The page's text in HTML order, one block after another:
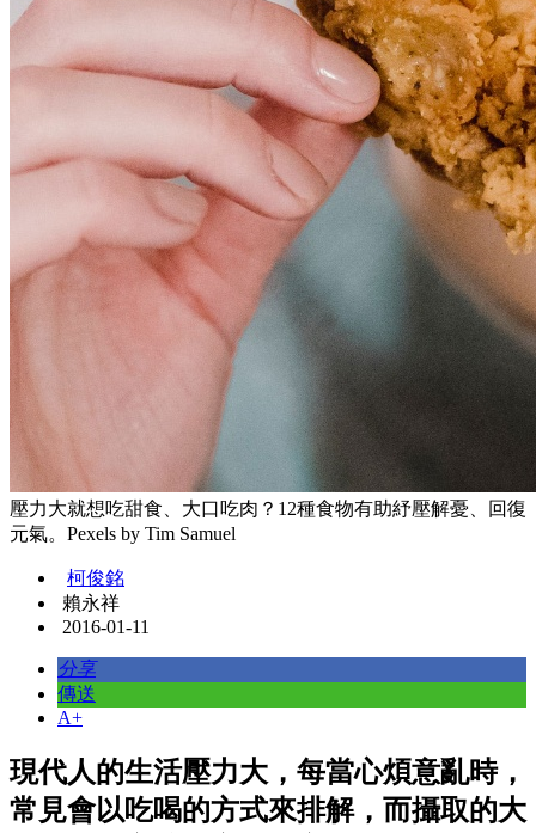
壓力大就想吃甜食、大口吃肉？12種食物有助紓壓解憂、回復
元氣。Pexels by Tim Samuel
柯俊銘
賴永祥
2016-01-11
分享
傳送
A+
現代人的生活壓力大，每當心煩意亂時，
常見會以吃喝的方式來排解，而攝取的大